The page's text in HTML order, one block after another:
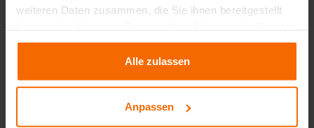
weiteren Daten zusammen, die Sie ihnen bereitgestellt
gesammelt haben.
Alle zulassen
Anpassen
Cognome